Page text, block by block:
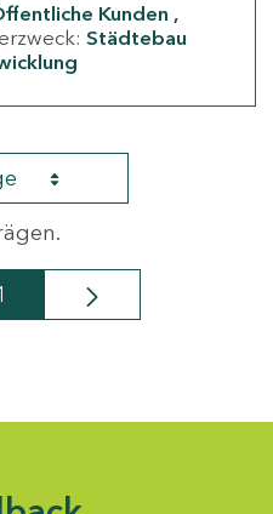
Kunden
Städtebau
Seite